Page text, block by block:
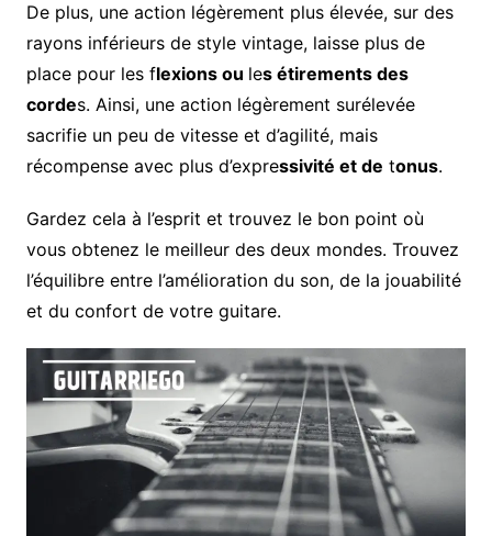
De plus, une action légèrement plus élevée, sur des
rayons inférieurs de style vintage, laisse plus de
place pour les flexions ou les étirements des
cordes. Ainsi, une action légèrement surélevée
sacrifie un peu de vitesse et d’agilité, mais
récompense avec plus d’expressivité et de tonus.
Gardez cela à l’esprit et trouvez le bon point où
vous obtenez le meilleur des deux mondes. Trouvez
l’équilibre entre l’amélioration du son, de la jouabilité
et du confort de votre guitare.